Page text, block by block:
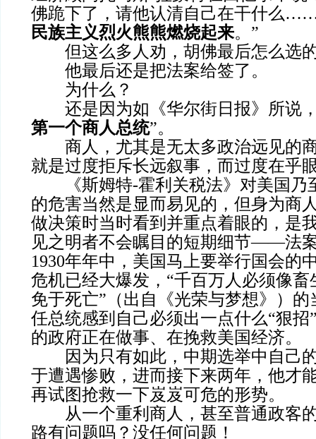
佛跪下了，请他认清自己在干什么
民族主义烈火熊熊燃烧起来。”
但这么多人劝，胡佛最后怎么选
他最后还是把法案给签了。
为什么？
还是因为如《华尔街日报》所说
第一个商人总统”。
商人，尤其是无太多政治远见的
就是过度拒斥长远叙事，而过度在乎
《斯姆特-霍利关税法》对美国乃
的危害当然是显而易见的，但身为商
做决策时当时看到并重点着眼的，是
见之明者不会瞩目的短期细节——法
1930年年中，美国马上要举行国会的
危机已经大爆发，“千百万人必须像
免于死亡”（出自《光荣与梦想》）
任总统感到自己必须出一点什么“狠招
的政府正在做事、在挽救美国经济。
因为只有如此，中期选举中自己
于遭遇惨败，进而接下来两年，他才
再试图抢救一下岌岌可危的形势。
从一个重利商人，甚至普通政客
路有问题吗？没任何问题！